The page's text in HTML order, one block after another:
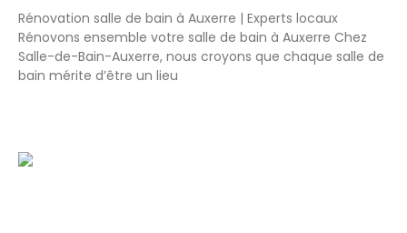
Rénovation salle de bain à Auxerre | Experts locaux
Rénovons ensemble votre salle de bain à Auxerre Chez
Salle-de-Bain-Auxerre, nous croyons que chaque salle de
bain mérite d’être un lieu